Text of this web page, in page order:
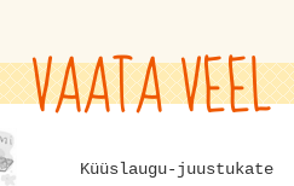
VAATA VEEL
Küüslaugu-juustukate